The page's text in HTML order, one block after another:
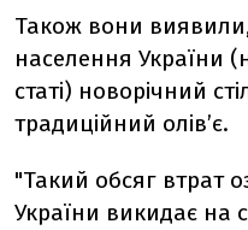
Також вони
населення України
статі) новорічний
традиційний олів’є.
"Такий обсяг втрат
України викидає на